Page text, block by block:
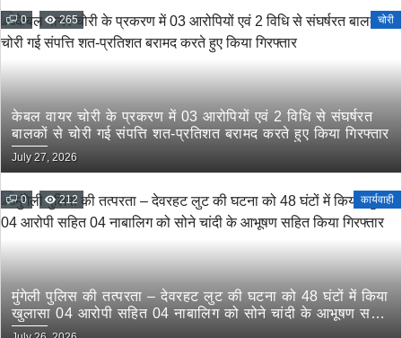
0 265 चोरी
केबल वायर चोरी के प्रकरण में 03 आरोपियों एवं 2 विधि से संघर्षरत
बालकों से चोरी गई संपत्ति शत-प्रतिशत बरामद करते हुए किया गिरफ्तार
July 27, 2026
0 212 कार्यवाही
मुंगेली पुलिस की तत्परता – देवरहट लुट की घटना को 48 घंटों में किया
खुलासा 04 आरोपी सहित 04 नाबालिग को सोने चांदी के आभूषण सहित
किया गिरफ्तार